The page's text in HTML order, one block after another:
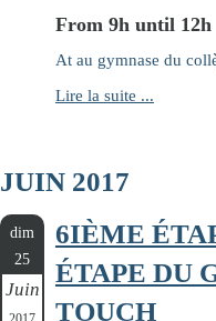
From 9h until 12h
At au gymnase du
Lire la suite ...
JUIN 2017
dim
25
Juin
6IÈME
ÉTAPE DU
TOUCH